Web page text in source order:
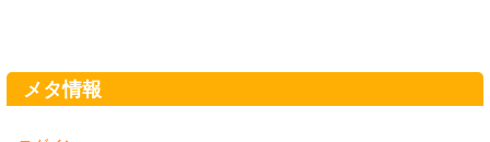
メタ情報